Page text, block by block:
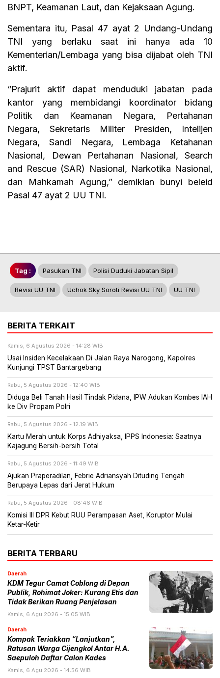
BNPT, Keamanan Laut, dan Kejaksaan Agung.
Sementara itu, Pasal 47 ayat 2 Undang-Undang
TNI yang berlaku saat ini hanya ada 10
Kementerian/Lembaga yang bisa dijabat oleh TNI
aktif.
“Prajurit aktif dapat menduduki jabatan pada
kantor yang membidangi koordinator bidang
Politik dan Keamanan Negara, Pertahanan
Negara, Sekretaris Militer Presiden, Intelijen
Negara, Sandi Negara, Lembaga Ketahanan
Nasional, Dewan Pertahanan Nasional, Search
and Rescue (SAR) Nasional, Narkotika Nasional,
dan Mahkamah Agung,” demikian bunyi beleid
Pasal 47 ayat 2 UU TNI.
Tag : Pasukan TNI Polisi Duduki Jabatan Sipil
Revisi UU TNI Uchok Sky Soroti Revisi UU TNI UU TNI
BERITA TERKAIT
Kamis, 6 Agustus 2026 - 14:28 WIB
Usai Insiden Kecelakaan Di Jalan Raya Narogong, Kapolres
Kunjungi TPST Bantargebang
Rabu, 5 Agustus 2026 - 12:40 WIB
Diduga Beli Tanah Hasil Tindak Pidana, IPW Adukan Kombes IAH
ke Div Propam Polri
Rabu, 5 Agustus 2026 - 12:19 WIB
Kartu Merah untuk Korps Adhiyaksa, IPPS Indonesia: Saatnya
Kajagung Bersih-bersih Total
Rabu, 5 Agustus 2026 - 11:49 WIB
Ajukan Praperadilan, Febrie Adriansyah Dituding Tengah
Berupaya Lepas dari Jerat Hukum
Rabu, 5 Agustus 2026 - 08:46 WIB
Komisi III DPR Kebut RUU Perampasan Aset, Koruptor Mulai
Ketar-Ketir
BERITA TERBARU
Daerah
KDM Tegur Camat Coblong di Depan
Publik, Rohimat Joker: Kurang Etis dan
Tidak Berikan Ruang Penjelasan
Kamis, 6 Agu 2026 - 15:05 WIB
Daerah
Kompak Teriakkan “Lanjutkan”,
Ratusan Warga Cijengkol Antar H.A.
Saepuloh Daftar Calon Kades
Kamis, 6 Agu 2026 - 14:56 WIB